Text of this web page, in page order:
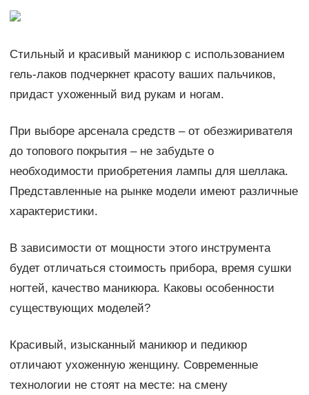
Стильный и красивый маникюр с использованием
гель-лаков подчеркнет красоту ваших пальчиков,
придаст ухоженный вид рукам и ногам.
При выборе арсенала средств – от обезжиривателя
до топового покрытия – не забудьте о
необходимости приобретения лампы для шеллака.
Представленные на рынке модели имеют различные
характеристики.
В зависимости от мощности этого инструмента
будет отличаться стоимость прибора, время сушки
ногтей, качество маникюра. Каковы особенности
существующих моделей?
Красивый, изысканный маникюр и педикюр
отличают ухоженную женщину. Современные
технологии не стоят на месте: на смену